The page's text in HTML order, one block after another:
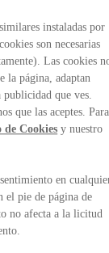
instaladas por
son necesarias
Las cookies
la página, adaptan
publicidad que ves.
que las aceptes. Para
de Cookies y nuestro
en
el pie de página de
no afecta a la licitud